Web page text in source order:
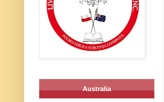
Australia